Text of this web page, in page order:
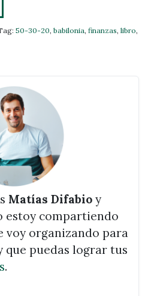
50-30-20, babilonia, finanzas, libro,
Matías Difabio y
estoy compartiendo
voy organizando para
puedas lograr tus
.